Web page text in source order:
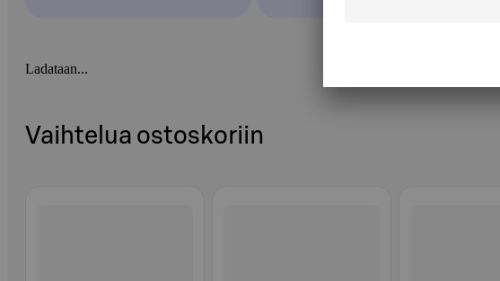
Ladataan...
Vaihtelua ostoskoriin